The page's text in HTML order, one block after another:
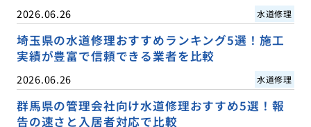
2026.06.26 水道修理
埼玉県の水道修理おすすめランキング5選！施工
実績が豊富で信頼できる業者を比較
2026.06.26 水道修理
群馬県の管理会社向け水道修理おすすめ5選！報
告の速さと入居者対応で比較